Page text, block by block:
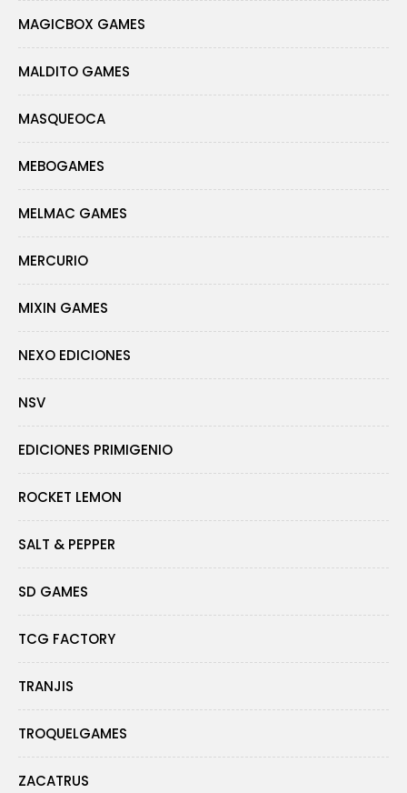
MAGICBOX GAMES
MALDITO GAMES
MASQUEOCA
MEBOGAMES
MELMAC GAMES
MERCURIO
MIXIN GAMES
NEXO EDICIONES
NSV
EDICIONES PRIMIGENIO
ROCKET LEMON
SALT & PEPPER
SD GAMES
TCG FACTORY
TRANJIS
TROQUELGAMES
ZACATRUS